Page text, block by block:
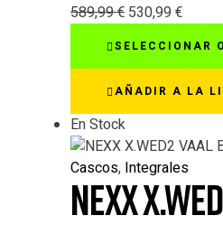
589,99€ 530,99 €
SELECCIONAR
AÑADIR A LA
En Stock
Cascos, Integrales
NEXX